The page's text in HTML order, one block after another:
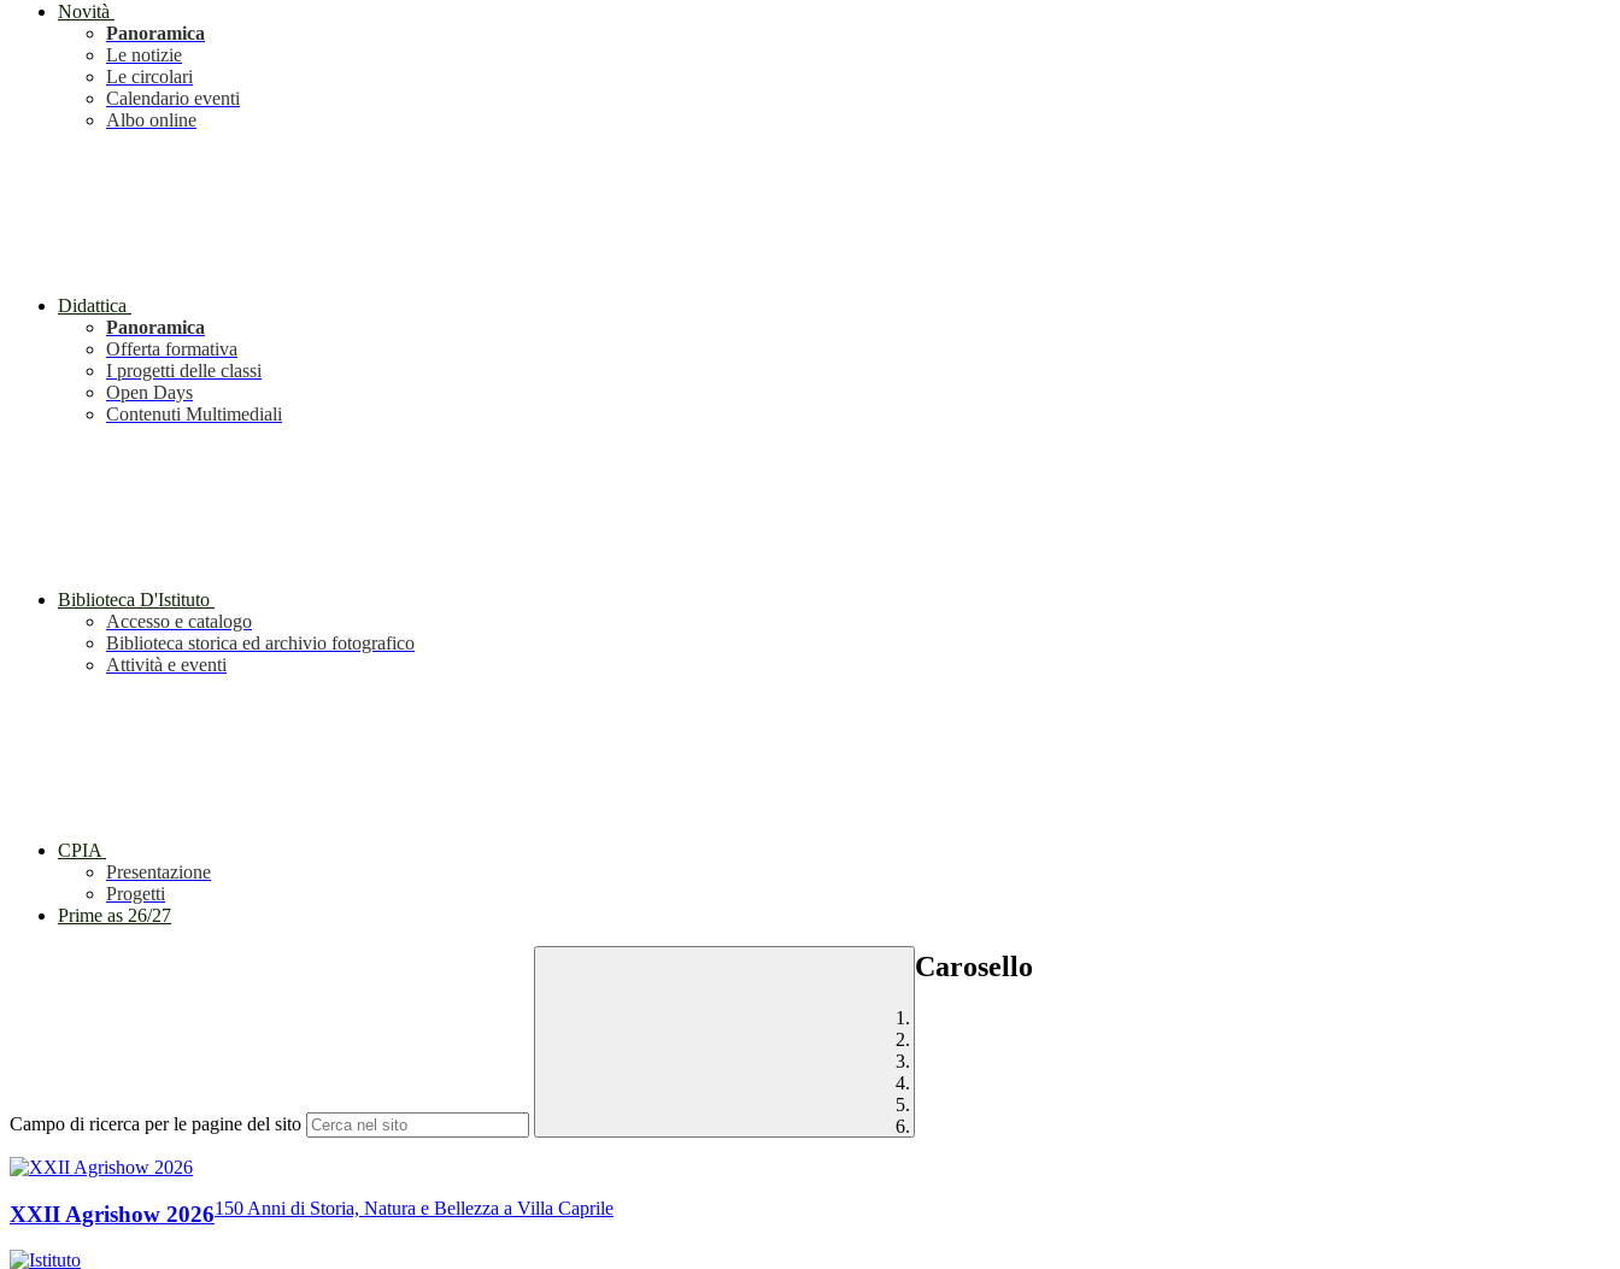
Novità
Panoramica
Le notizie
Le circolari
Calendario eventi
Albo online
Didattica
Panoramica
Offerta formativa
I progetti delle classi
Open Days
Contenuti Multimediali
Biblioteca D'Istituto
Accesso e catalogo
Biblioteca storica ed archivio fotografico
Attività e eventi
CPIA
Presentazione
Progetti
Prime as 26/27
Campo di ricerca per le pagine del sito
Carosello
XXII Agrishow 2026150 Anni di Storia, Natura e Bellezza a Villa Caprile